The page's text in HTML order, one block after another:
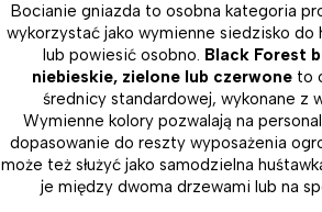
Bocianie gniazda to osobna kategoria
wykorzystać jako wymienne siedzisko do
lub powiesić osobno. Black Forest
niebieskie, zielone lub czerwoneto
średnicy standardowej, wykonane z
Wymienne kolory pozwalają na
dopasowanie do reszty wyposażenia
może też służyć jako samodzielna
je między dwoma drzewami lub na